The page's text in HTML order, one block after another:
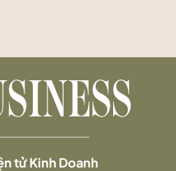
tử Kinh Doanh